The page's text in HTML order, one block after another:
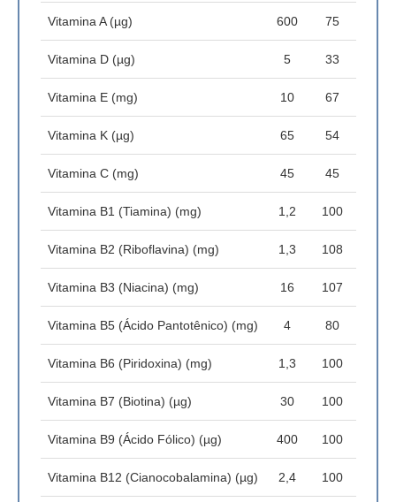
Vitamina A (µg) 600 75
Vitamina D (µg) 5 33
Vitamina E (mg) 10 67
Vitamina K (µg) 65 54
Vitamina C (mg) 45 45
Vitamina B1 (Tiamina) (mg) 1,2 100
Vitamina B2 (Riboflavina) (mg) 1,3 108
Vitamina B3 (Niacina) (mg) 16 107
Vitamina B5 (Ácido Pantotênico) (mg) 4 80
Vitamina B6 (Piridoxina) (mg) 1,3 100
Vitamina B7 (Biotina) (µg) 30 100
Vitamina B9 (Ácido Fólico) (µg) 400 100
Vitamina B12 (Cianocobalamina) (µg) 2,4 100